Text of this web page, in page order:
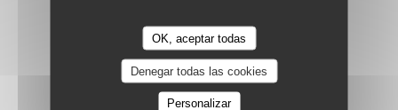
OK, aceptar todas
Denegar todas las cookies
Personalizar
Lemon, salsa verde, kumquat, jalapeños, spring onion
23,50 EUR